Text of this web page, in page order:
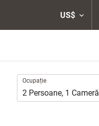
US$
Ocupație
Ocupație
2 Persoane, 1 Cameră